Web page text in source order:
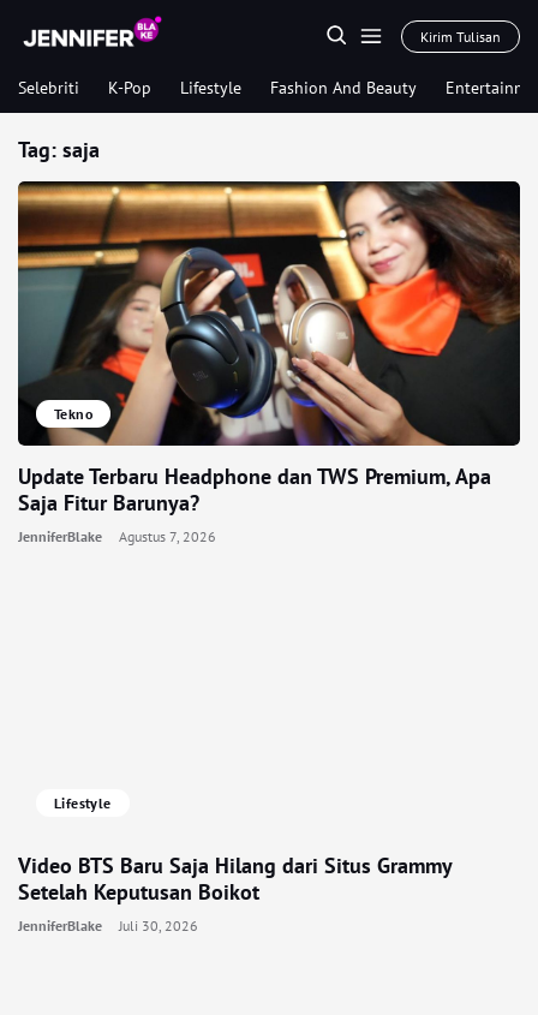
Kirim Tulisan
Selebriti K-Pop Lifestyle Fashion And Beauty
Tag: saja
Tekno
Update Terbaru Headphone dan TWS Premium, Apa
Saja Fitur Barunya?
JenniferBlake Agustus 7, 2026
Lifestyle
Video BTS Baru Saja Hilang dari Situs Grammy
Setelah Keputusan Boikot
JenniferBlake Juli 30, 2026